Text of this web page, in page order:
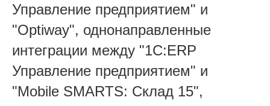
Управление предприятием" и
"Optiway", однонаправленные
интеграции между "1С:ERP
Управление предприятием" и
"Mobile SMARTS: Склад 15",